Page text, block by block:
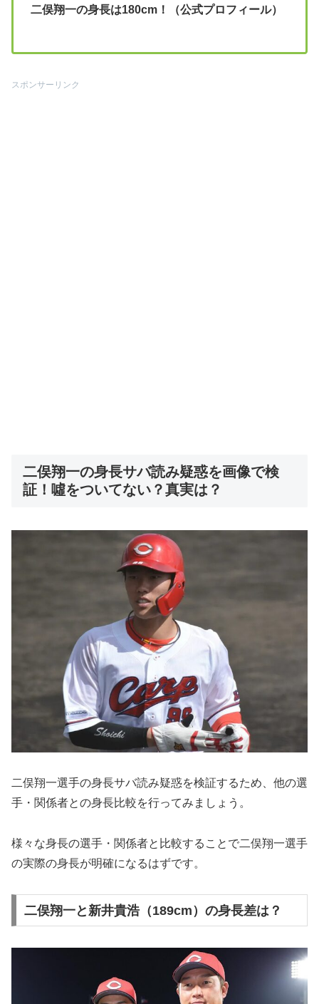
二俣翔一の身長は180cm！（公式プロフィール）
スポンサーリンク
二俣翔一の身長サバ読み疑惑を画像で検
証！噓をついてない？真実は？
二俣翔一選手の身長サバ読み疑惑を検証するため、他の選
手・関係者との身長比較を行ってみましょう。
様々な身長の選手・関係者と比較することで二俣翔一選手
の実際の身長が明確になるはずです。
二俣翔一と新井貴浩（189cm）の身長差は？